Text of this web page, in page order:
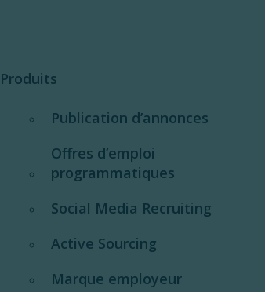
Produits
Publication d’annonces
Offres d’emploi
programmatiques
Social Media Recruiting
Active Sourcing
Marque employeur